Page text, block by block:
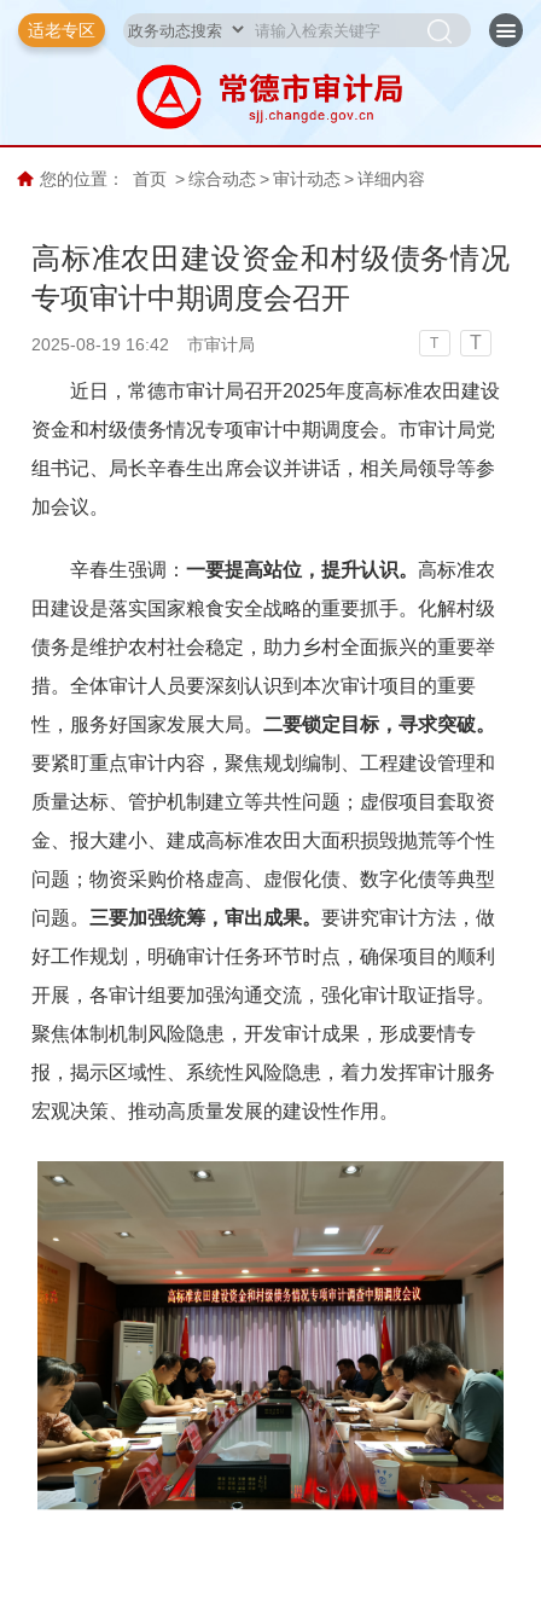
适老专区
您的位置： 首页 > 综合动态 > 审计动态 > 详细内容
高标准农田建设资金和村级债务情况
专项审计中期调度会召开
2025-08-19 16:42 市审计局 T T
近 日，常德市审计局召开2025年度高标准农田建设
资金和村级债务情况专项审计中期调度会。市审计局党
组书记、局长辛春生出席会议并讲话，相关局领导等参
加会议。
辛春生强调 ：一要提高站位 ，提升认识。高标准农
田建设是落实国家粮食安全战略的重要抓手。化解村级
债务是维护农村社会稳定，助力乡村全面振兴的重要举
措。全体审计人员要深刻认识到本次审计项目的重要
性，服务好国家发展大局。二要锁定目标，寻求突破。
要紧盯重点审计内容，聚焦规划编制、工程建设管理和
质量达标、管护机制建立等共性问题；虚假项目套取资
金、报大建小、建成高标准农田大面积损毁抛荒等个性
问题；物资采购价格虚高、虚假化债、数字化债等典型
问题。 三要加强统筹，审出成果。要讲究审计方法，做
好工作规划，明确审计任务环节时点，确保项目的顺利
开展，各审计组要加强沟通交流，强化审计取证指导。
聚焦体制机制风险隐患，开发审计成果，形成要情专
报，揭示区域性、系统性风险隐患，着力发挥审计服务
宏观决策、推动高质量发展的建设性作用 。